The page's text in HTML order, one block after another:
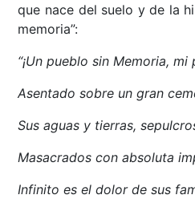
que nace del suelo y de la
memoria”:
“¡Un pueblo sin Memoria, mi
Asentado sobre un gran
Sus aguas y tierras,
Masacrados con absoluta
Infinito es el dolor de sus